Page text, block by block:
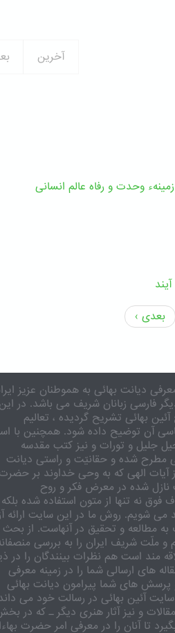
عبدالبهاء
سبعه
یزد
آخرین
وحدت و رفاه عالم انسانی
بعدی ›
دیانت بهائی به هموطنان عزیز
فارسی زبانان شریف می باشد. در این
بهائی تشریح گردیده ، تعالیم
آن توضیح داده شود. همچنین با
جلیل و تورات و نیز کتب مقدسه
مطرح شده و حقانیّت و راستی دیانت
الهی که به وحی خداوند بر حضرت
شده در معرض فکر و روح
نه تنها از متون استفاده شده بلکه
شویم. روش ما در این سایت ارائه
مطالعه و تحقیق در آنهاست. از بحث
ملّت شریف ایران را به بررسی
مند است هم نظرات بینندگان را در
های ارسالی شما را در زمینه معرفی
پرسش های شما پیرامون دیانت بهائی
آئین بهائی در رسالت خود می
و نیز آثار هنری دیگر ـ که در
تا آنان را در معرفی امر حضرت